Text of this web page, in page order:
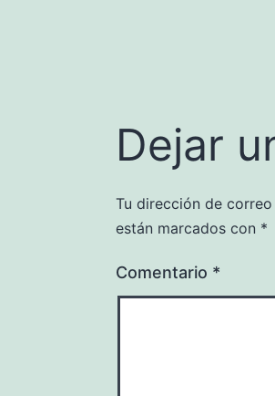
Dejar
Tu dirección de
están marcados con *
Comentario *